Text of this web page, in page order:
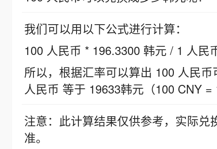
我们可以用以下公式进行计算：
100 人民币 * 196.3300 韩元 / 1 人民
所以，根据汇率可以算出 100 人民
人民币 等于 19633韩元（100 CNY =
注意：此计算结果仅供参考，实际
准。